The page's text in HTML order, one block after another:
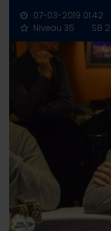
07-03-2019 01:42
Niveau 35
SB